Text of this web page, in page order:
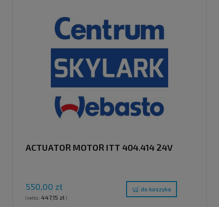
ACTUATOR MOTOR ITT 404.414 24V
550,00 zł
(netto: 447,15 zł)
do koszyka